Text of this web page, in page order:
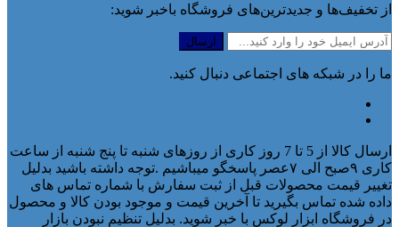
از تخفیف‌ها و جدیدترین‌های فروشگاه باخبر شوید:
ما را در شبکه های اجتماعی دنبال کنید.
ارسال کالا از 5 تا 7 روز کاری از روزهای شنبه تا پنج شنبه از ساعت
کاری ۹صبح الی ۷عصر پاسخگو میباشیم .توجه داشته باشید بدلیل
تغییر قیمت محصولات قبل از ثبت سفارش با شماره تماس های
داده شده تماس بگیرید تا آخرین قیمت و موجود بودن کالا و محصول
در فروشگاه ابزار لوکس با خبر شوید. بدلیل تنظیم نبودن بازار